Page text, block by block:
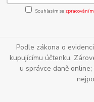
Souhlasím se
Podle zákona o
kupujícímu účtenku.
u správce daně